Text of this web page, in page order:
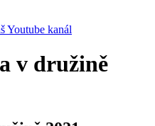
Youtube kanál
v družině